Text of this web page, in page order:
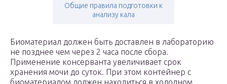
Общие правила подготовки к
анализу кала
Биоматериал должен быть доставлен в лабораторию
не позднее чем через 2 часа после сбора.
Применение консерванта увеличивает срок
хранения мочи до суток. При этом контейнер с
биоматериалом должен находиться в холодном